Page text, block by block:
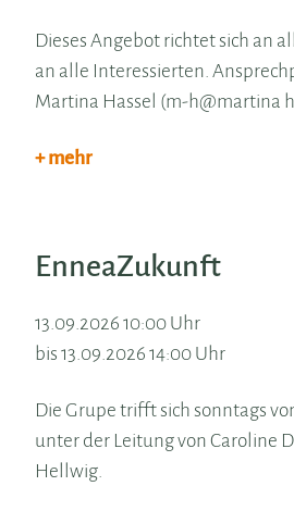
Dieses Angebot richtet sich an
an alle Interessierten.
Martina Hassel (m-h@martina
+ mehr
EnneaZukunft
13.09.2026 10:00 Uhr
bis 13.09.2026 14:00 Uhr
Die Grupe trifft sich sonntags
unter der Leitung von Caroline
Hellwig.